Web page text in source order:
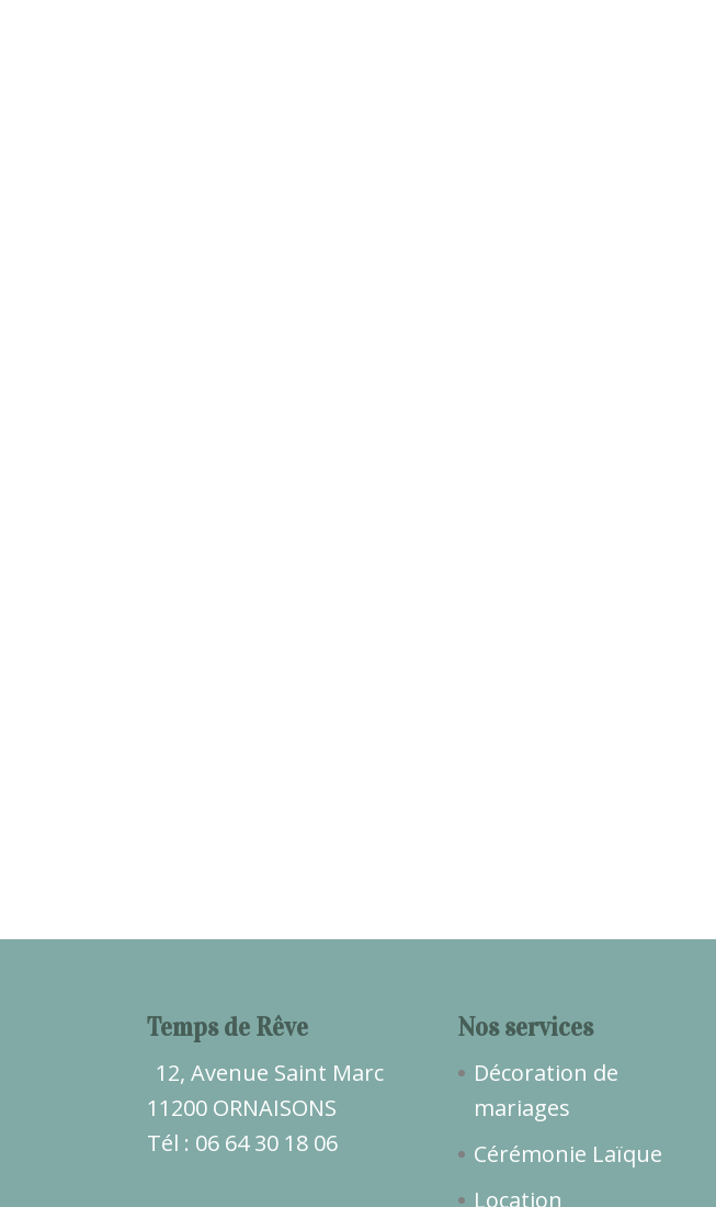
Temps de Rêve
12, Avenue Saint Marc
11200 ORNAISONS
Tél : 06 64 30 18 06
Nos services
Décoration de
mariages
Cérémonie Laïque
Location